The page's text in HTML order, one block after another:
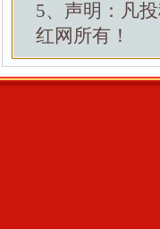
5、声明：凡
红网所有！